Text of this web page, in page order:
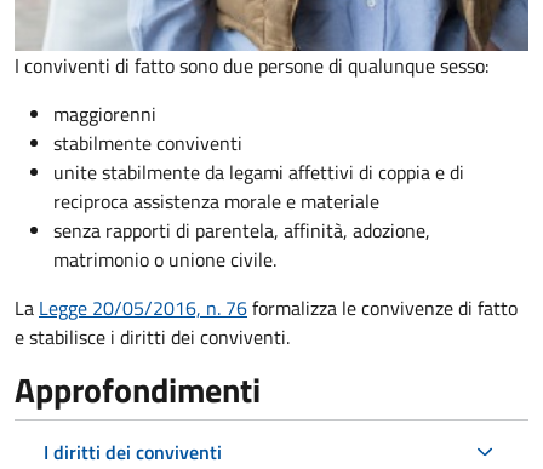
I conviventi di fatto sono due persone di qualunque sesso:
maggiorenni
stabilmente conviventi
unite stabilmente da legami affettivi di coppia e di
reciproca assistenza morale e materiale
senza rapporti di parentela, affinità, adozione,
matrimonio o unione civile.
La Legge 20/05/2016, n. 76formalizza le convivenze di fatto
e stabilisce i diritti dei conviventi.
Approfondimenti
I diritti dei conviventi